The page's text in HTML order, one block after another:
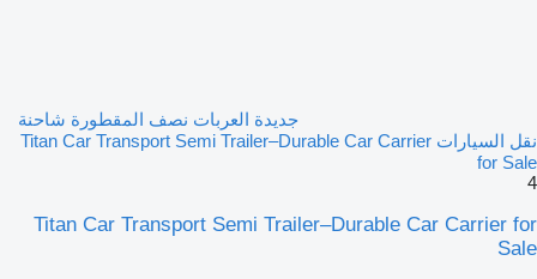
جديدة العربات نصف المقطورة شاحنة
نقل السيارات Titan Car Transport Semi Trailer–Durable Car Carrier
for Sale
4
Titan Car Transport Semi Trailer–Durable Car Carrier for
Sale